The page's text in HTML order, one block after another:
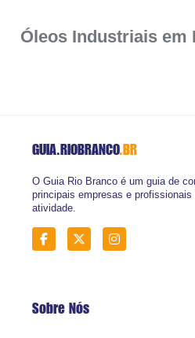
Óleos Industriais em
GUIA.RIOBRANCO.BR
O Guia Rio Branco é um guia de
principais empresas e
atividade.
Sobre Nós